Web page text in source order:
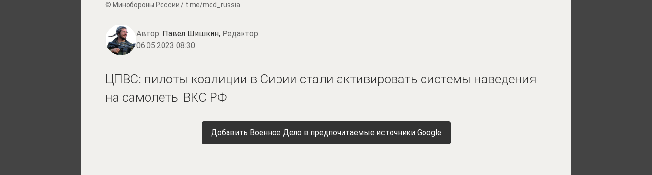
© Минобороны России / t.me/mod_russia
Автор: Павел Шишкин, Редактор
06.05.2023 08:30
ЦПВС: пилоты коалиции в Сирии стали активировать системы наведения
на самолеты ВКС РФ
Добавить Военное Дело в предпочитаемые источники Google